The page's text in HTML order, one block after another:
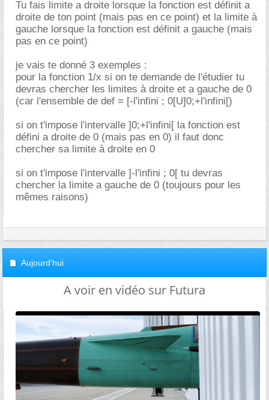
Tu fais limite a droite lorsque la fonction est définit a
droite de ton point (mais pas en ce point) et la limite à
gauche lorsque la fonction est définit a gauche (mais
pas en ce point)
je vais te donné 3 exemples :
pour la fonction 1/x si on te demande de l'étudier tu
devras chercher les limites à droite et a gauche de 0
(car l'ensemble de def = [-l'infini ; 0[U]0;+l'infini[)
si on t'impose l'intervalle ]0;+l'infini[ la fonction est
défini a droite de 0 (mais pas en 0) il faut donc
chercher sa limite à droite en 0
si on t'impose l'intervalle ]-l'infini ; 0[ tu devras
chercher la limite a gauche de 0 (toujours pour les
mêmes raisons)
Aujourd'hui
A voir en vidéo sur Futura